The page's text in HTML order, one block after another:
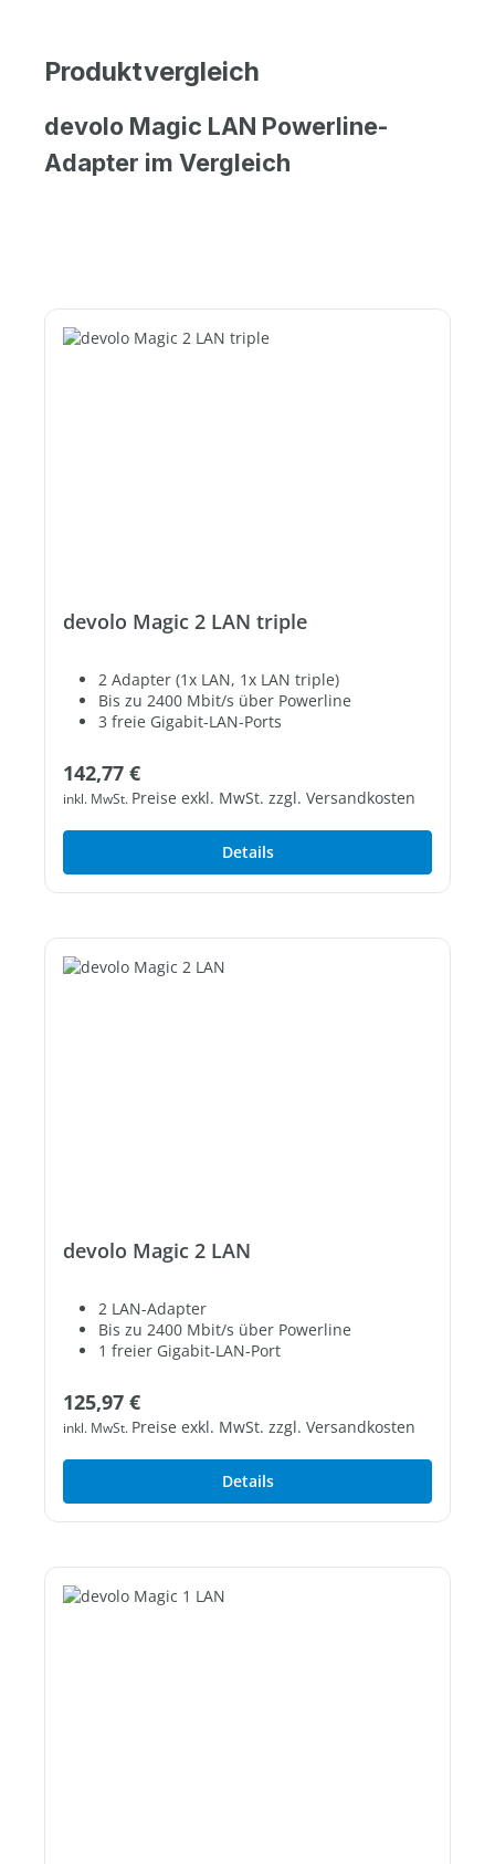
Produktvergleich
devolo Magic LAN Powerline-
Adapter im Vergleich
devolo Magic 2 LAN triple
2 Adapter (1x LAN, 1x LAN triple)
Bis zu 2400 Mbit/s über Powerline
3 freie Gigabit-LAN-Ports
Regulärer Preis:
142,77 €
inkl. MwSt. Preise exkl. MwSt. zzgl. Versandkosten
Details
devolo Magic 2 LAN
2 LAN-Adapter
Bis zu 2400 Mbit/s über Powerline
1 freier Gigabit-LAN-Port
Regulärer Preis:
125,97 €
inkl. MwSt. Preise exkl. MwSt. zzgl. Versandkosten
Details